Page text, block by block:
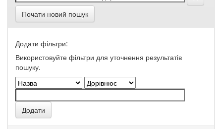
Почати новий пошук
Додати фільтри:
Використовуйте фільтри для уточнення результатів
пошуку.